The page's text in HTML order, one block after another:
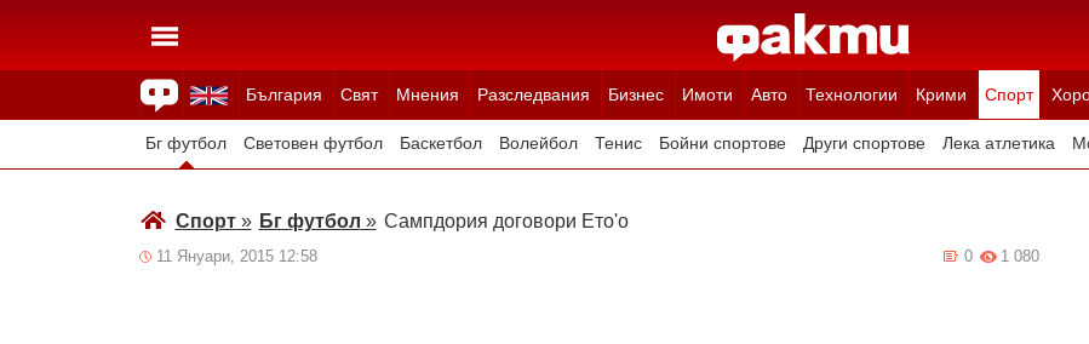
България Свят Мнения Разследвания Бизнес Имоти Авто Технологии Крими Спорт
Здраве Времето Анкети Вицове Куизове
Бг футбол Световен футбол Баскетбол Волейбол Тенис Бойни спортове Други спортове Лека атлетика
Спорт» Бг футбол » Сампдория договори Ето'о
11 Януари, 2015 12:58 1 080
0